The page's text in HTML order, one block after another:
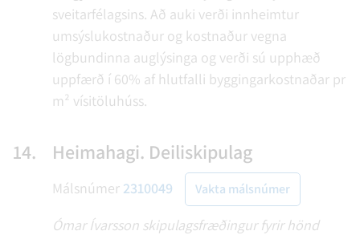
sveitarfélagsins. Að auki verði innheimtur
umsýslukostnaður og kostnaður vegna
lögbundinna auglýsinga og verði sú upphæð
uppfærð í 60% af hlutfalli byggingarkostnaðar pr
m² vísitöluhúss.
14. Heimahagi. Deiliskipulag
Málsnúmer 2310049 Vakta málsnúmer
Ómar Ívarsson skipulagsfræðingur fyrir hönd